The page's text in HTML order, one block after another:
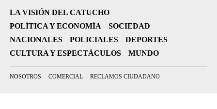
LA VISIÓN DEL CATUCHO
POLÍTICA Y ECONOMÍA
SOCIEDAD
NACIONALES
POLICIALES
DEPORTES
CULTURA Y ESPECTÁCULOS
MUNDO
NOSOTROS COMERCIAL RECLAMOS CIUDADANO